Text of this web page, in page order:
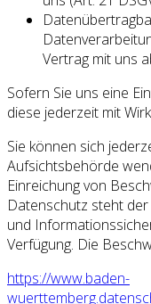
Vertrag mit uns
Sofern Sie uns eine
diese jederzeit mit
Sie können sich
Aufsichtsbehörde
Einreichung von
Datenschutz steht
und
Verfügung. Die
https://www.baden-